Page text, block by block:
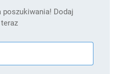
poszukiwania! Dodaj